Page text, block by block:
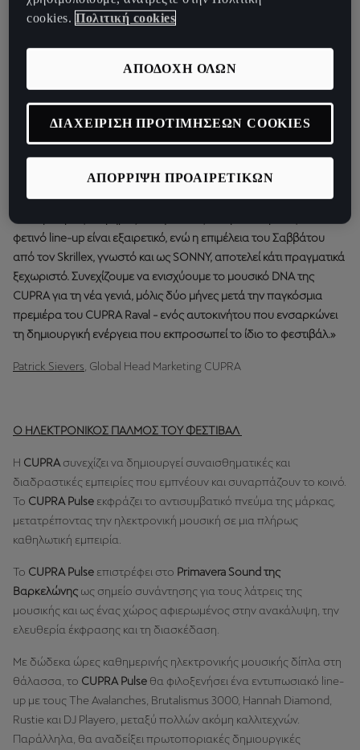
Παράλληλα, η μάρκα συνεχίζει να εξερευνά τα συναισθήματα και
ορόσημο που σηματοδοτείται από την έλευση τουCUPRA Raval
το οποίο θα πραγματοποιήσει την πρώτη του εμφάνιση στο
φεστιβάλ ως μέρος της εμπειρίαςCUPRA Pulse.
«Το Primavera Sound στη Βαρκελώνη εκφράζει απόλυτα την
ενέργεια και τη νοοτροπία που συνδέονται φυσικά με την CUPRA.
Η επιστροφή μας στο φεστιβάλ μέσω του CUPRA Pulse μας δίνει
τη δυνατότητα να συνεχίσουμε να εξερευνούμε νέους τρόπους
σύνδεσης της μουσικής, του design και του performance μέσα
φετινό line-up είναι εξαιρετικό, ενώ η επιμέλεια του Σαββάτου
από τον Skrillex, γνωστό και ως SONNY, αποτελεί κάτι πραγματικά
ξεχωριστό. Συνεχίζουμε να ενισχύουμε το μουσικό DNA της
CUPRA για τη νέα γενιά, μόλις δύο μήνες μετά την παγκόσμια
πρεμιέρα του CUPRA Raval - ενός αυτοκινήτου που ενσαρκώνει
τη δημιουργική ενέργεια που εκπροσωπεί το ίδιο το φεστιβάλ.»
Patrick Sievers , Global Head Marketing CUPRA
Ο ΗΛΕΚΤΡΟΝΙΚΟΣ ΠΑΛΜΟΣ ΤΟΥ ΦΕΣΤΙΒΑΛ
Η CUPRA συνεχίζει να δημιουργεί συναισθηματικές και
διαδραστικές εμπειρίες που εμπνέουν και συναρπάζουν το κοινό.
Το CUPRA Pulse εκφράζει το αντισυμβατικό πνεύμα της μάρκας,
μετατρέποντας την ηλεκτρονική μουσική σε μια πλήρως
καθηλωτική εμπειρία.
Το CUPRA Pulse επιστρέφει στο Primavera Sound της
Βαρκελώνης ως σημείο συνάντησης για τους λάτρεις της
μουσικής και ως ένας χώρος αφιερωμένος στην ανακάλυψη, την
ελευθερία έκφρασης και τη διασκέδαση.
Με δώδεκα ώρες καθημερινής ηλεκτρονικής μουσικής δίπλα στη
θάλασσα, το CUPRA Pulse θα φιλοξενήσει ένα εντυπωσιακό line-
up με τους The Avalanches, Brutalismus 3000, Hannah Diamond,
Rustie και DJ Playero, μεταξύ πολλών ακόμη καλλιτεχνών.
Παράλληλα, θα αναδείξει πρωτοποριακές δημιουργικές
cookies. Πολιτική cookies
ΑΠΟΡΡΙΨΗ ΠΡΟΑΙΡΕΤΙΚΩΝ
ΑΠΟΔΟΧΗ ΟΛΩΝ
ΔΙΑΧΕΙΡΙΣΗ ΠΡΟΤΙΜΗΣΕΩΝ COOKIES